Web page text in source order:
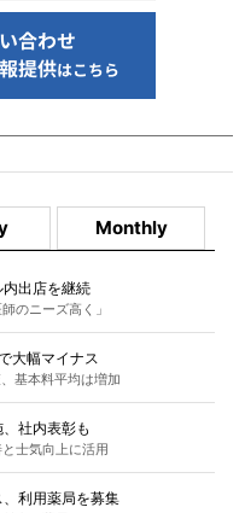
Monthly
出店を継続
のニーズ高く」
大幅マイナス
基本料平均は増加
社内表彰も
士気向上に活用
利用薬局を募集